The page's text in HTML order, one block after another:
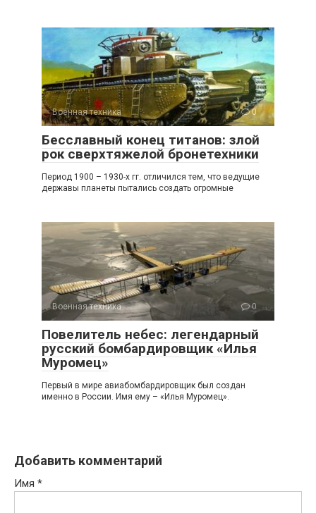
Военная техника 0
Бесславный конец титанов: злой
рок сверхтяжелой бронетехники
Период 1900 – 1930-х гг. отличился тем, что ведущие
державы планеты пытались создать огромные
Военная техника 0
Повелитель небес: легендарный
русский бомбардировщик «Илья
Муромец»
Первый в мире авиабомбардировщик был создан
именно в России. Имя ему – «Илья Муромец».
Добавить комментарий
Имя *